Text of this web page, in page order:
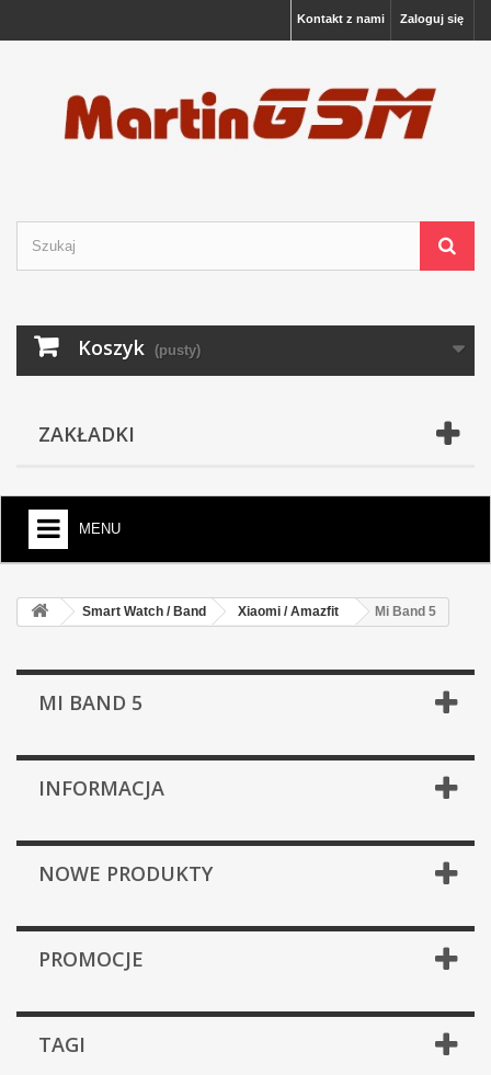
Zaloguj się
Kontakt z nami
Koszyk (pusty)
ZAKŁADKI
MENU
Smart Watch / Band Xiaomi / Amazfit Mi Band 5
MI BAND 5
INFORMACJA
NOWE PRODUKTY
PROMOCJE
TAGI